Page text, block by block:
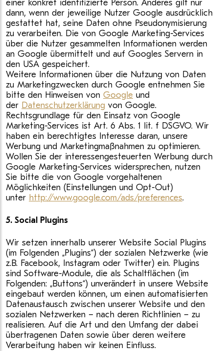
einer konkret identifizierte Person. Anderes gilt nur
dann, wenn der jeweilige Nutzer Google ausdrücklich
gestattet hat, seine Daten ohne Pseudonymisierung
zu verarbeiten. Die von Google Marketing-Services
über die Nutzer gesammelten Informationen werden
an Google übermittelt und auf Googles Servern in
den USA gespeichert.
Weitere Informationen über die Nutzung von Daten
zu Marketingzwecken durch Google entnehmen Sie
bitte den Hinweisen von Google und
der Datenschutzerklärung von Google.
Rechtsgrundlage für den Einsatz von Google
Marketing-Services ist Art. 6 Abs. 1 lit. f DSGVO. Wir
haben ein berechtigtes Interesse daran, unsere
Werbung und Marketingmaßnahmen zu optimieren.
Wollen Sie der interessengesteuerten Werbung durch
Google Marketing-Services widersprechen, nutzen
Sie bitte die von Google vorgehaltenen
Möglichkeiten (Einstellungen und Opt-Out)
unter http://www.google.com/ads/preferences.
5. Social Plugins
Wir setzen innerhalb unserer Website Social Plugins
(im Folgenden „Plugins“) der sozialen Netzwerke (wie
z.B. Facebook, Instagram oder Twitter) ein. Plugins
sind Software-Module, die als Schaltflächen (im
Folgenden: „Buttons“) unverändert in unsere Website
eingebaut werden können, um einen automatisierten
Datenaustausch zwischen unserer Website und den
sozialen Netzwerken – nach deren Richtlinien – zu
realisieren. Auf die Art und den Umfang der dabei
übertragenen Daten sowie über deren weitere
Verarbeitung haben wir keinen Einfluss.